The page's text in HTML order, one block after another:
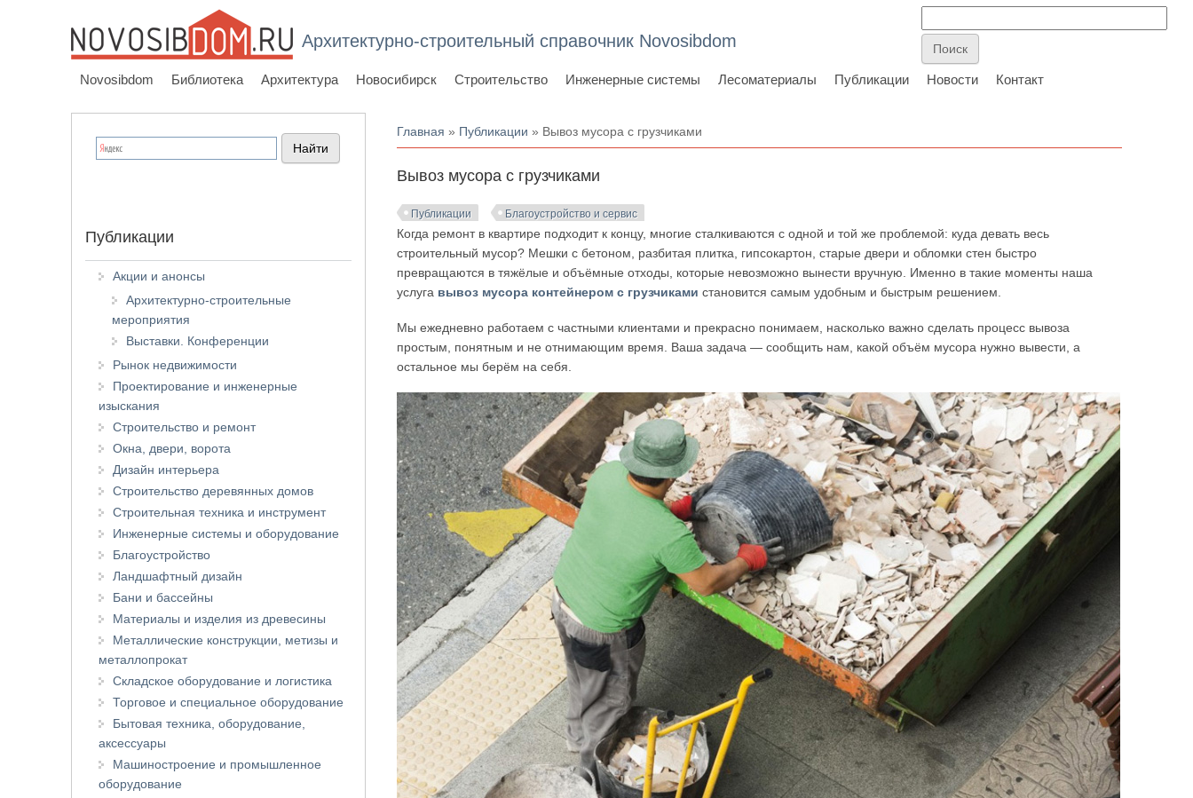
Архитектурно-строительный справочник Novosibdom
Novosibdom Библиотека Архитектура Новосибирск Строительство Инженерные системы Лесоматериалы Публикации Новости Контакт
Вы здесь
Главная » Публикации » Вывоз мусора с грузчиками
Вывоз мусора с грузчиками
Публикации Благоустройство и сервис
Когда ремонт в квартире подходит к концу, многие сталкиваются с одной и той же проблемой: куда девать весь
строительный мусор? Мешки с бетоном, разбитая плитка, гипсокартон, старые двери и обломки стен быстро
превращаются в тяжёлые и объёмные отходы, которые невозможно вынести вручную. Именно в такие моменты наша
услуга вывоз мусора контейнером с грузчиками становится самым удобным и быстрым решением.
Мы ежедневно работаем с частными клиентами и прекрасно понимаем, насколько важно сделать процесс вывоза
простым, понятным и не отнимающим время. Ваша задача — сообщить нам, какой объём мусора нужно вывести, а
остальное мы берём на себя.
Публикации
Акции и анонсы
Архитектурно-строительные
мероприятия
Выставки. Конференции
Рынок недвижимости
Проектирование и инженерные
изыскания
Строительство и ремонт
Окна, двери, ворота
Дизайн интерьера
Строительство деревянных домов
Строительная техника и инструмент
Инженерные системы и оборудование
Благоустройство
Ландшафтный дизайн
Бани и бассейны
Материалы и изделия из древесины
Металлические конструкции, метизы и
металлопрокат
Складское оборудование и логистика
Торговое и специальное оборудование
Бытовая техника, оборудование,
аксессуары
Машиностроение и промышленное
оборудование